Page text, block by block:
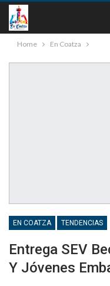
Home En Coatza
EN COATZA TENDENCIAS
Entrega SEV
Y Jóvenes